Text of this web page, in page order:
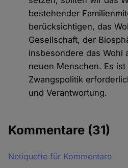
bestehender
berücksichtigen, das
Gesellschaft, der
insbesondere das Wohl
neuen Menschen. Es ist
Zwangspolitik
und Verantwortung.
Kommentare (31)
Netiquette für Kommentare